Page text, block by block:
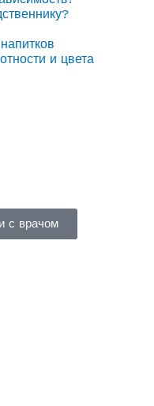
и цвета
с врачом